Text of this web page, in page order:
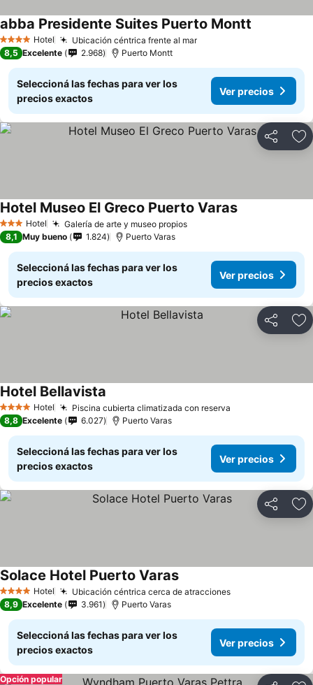
4 EstrellasHotel Ubicación céntrica frente al marVer precios
abba Presidente Suites Puerto Montt
8,5 Excelente 2.968 Puerto Montt
Seleccioná las fechas para ver los
precios exactos
Ver precios
Compartir
3 Estrellas
Hotel Galería de arte y museo propiosVer precios
Hotel Museo El Greco Puerto VarasVer precios
8,1 Muy bueno 1.824 Puerto Varas
Seleccioná las fechas para ver los
precios exactos
Ver precios
Compartir
4 EstrellasHotel Piscina cubierta climatizada con reserva
Hotel Bellavista
8,8 Excelente 6.027 Puerto Varas
Seleccioná las fechas para ver los
precios exactos
Ver precios
Compartir
4 EstrellasHotel Ubicación céntrica cerca de atraccionesVer precios
Solace Hotel Puerto VarasVer precios
8,9 Excelente 3.961 Puerto Varas
Seleccioná las fechas para ver los
precios exactos
Ver precios
Opción popular